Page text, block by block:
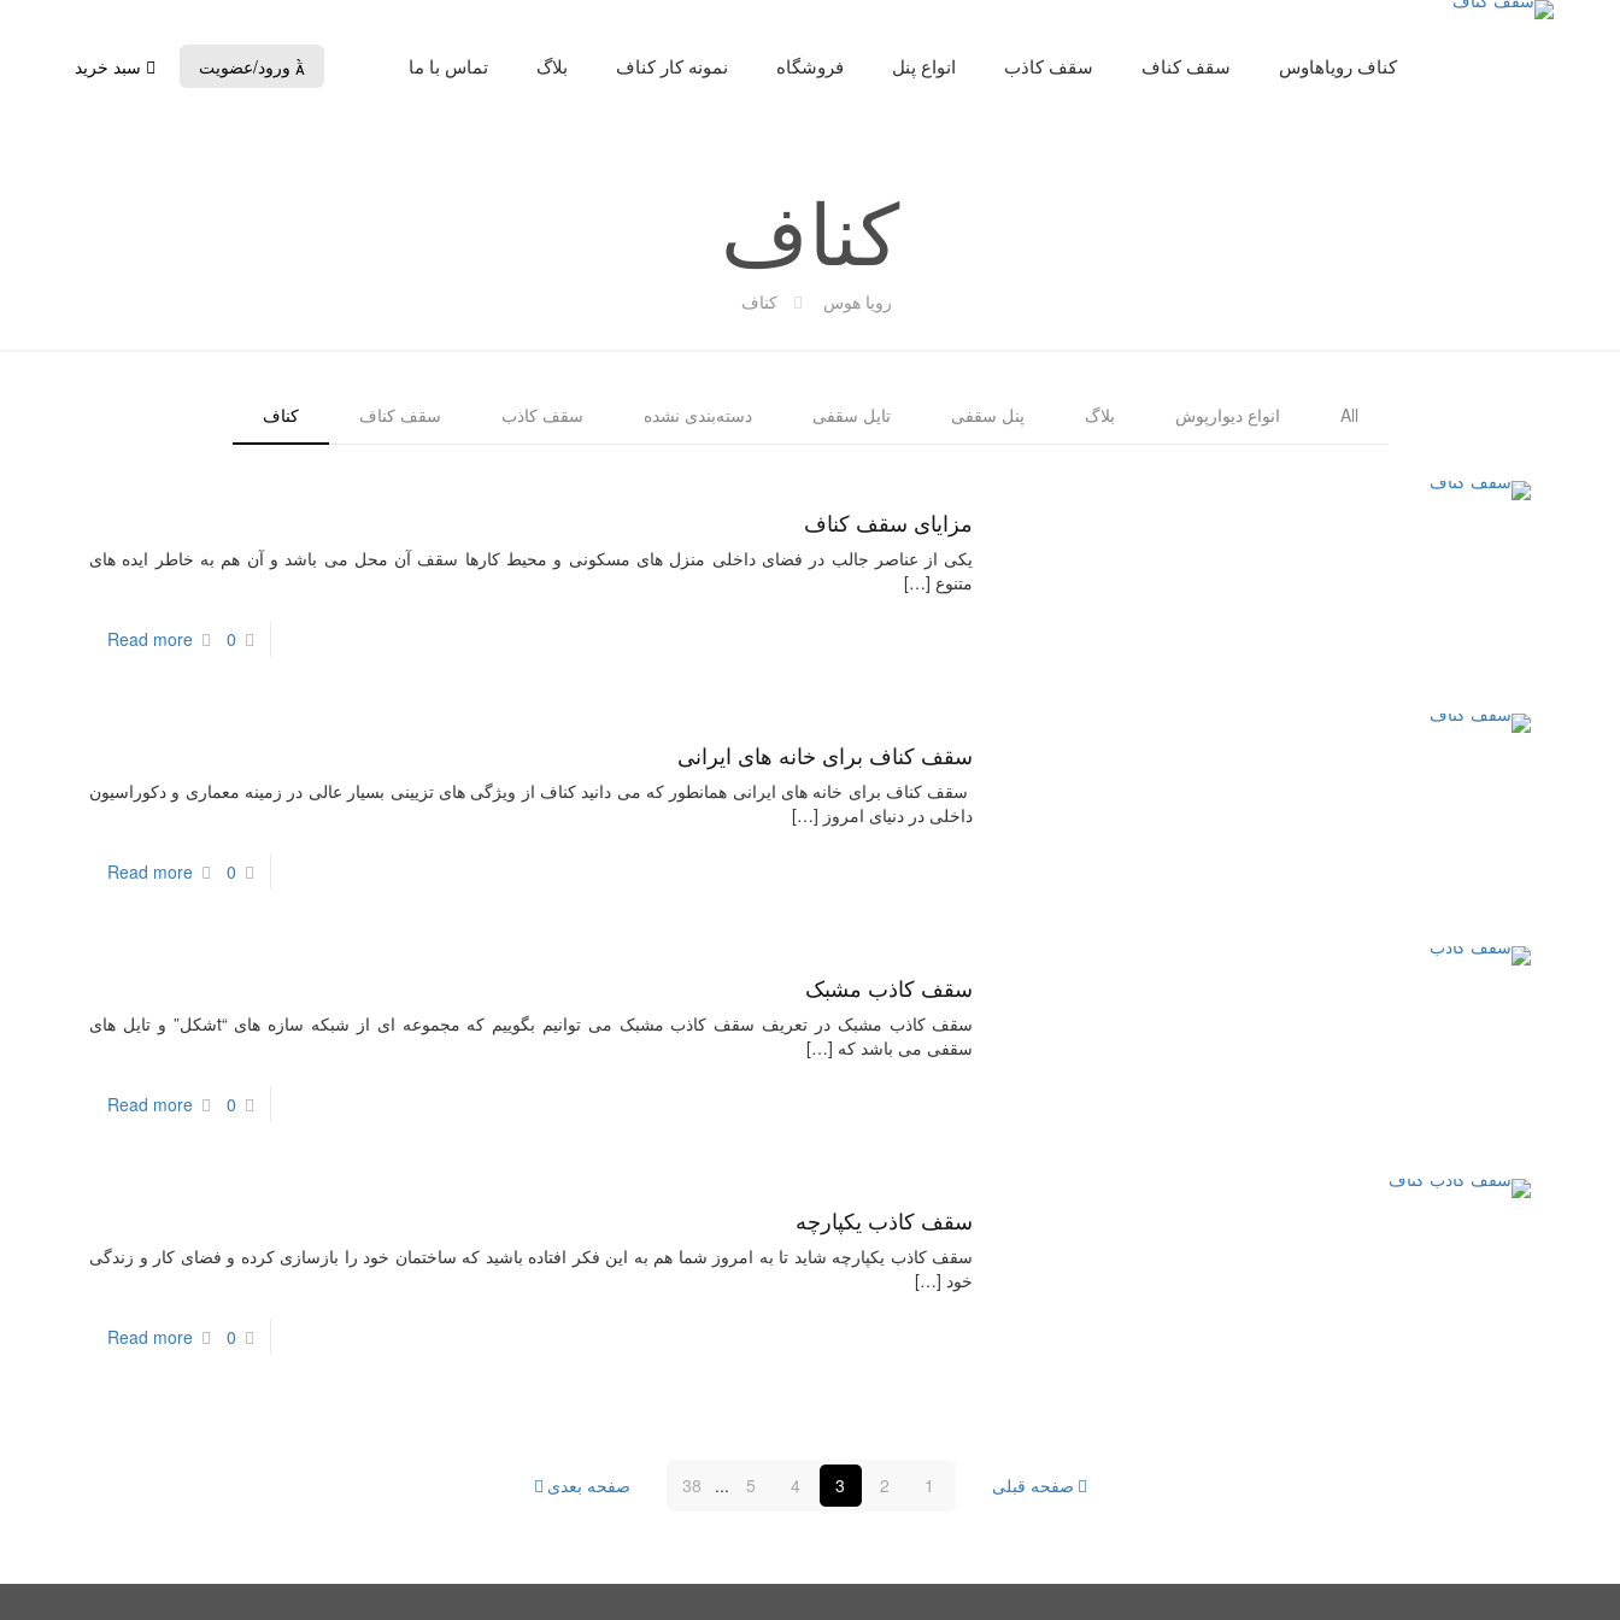
کناف رویاهاوس سقف کناف سقف کاذب انواع پنل فروشگاه نمونه کار کناف بلاگ تماس با ما  ورود/عضویت سبد خرید
کناف
رویا هوس کناف
All انواع دیوارپوش بلاگ پنل سقفی تایل سقفی دسته‌بندی نشده سقف کاذب سقف کناف کناف
مزایای سقف کناف
یکی از عناصر جالب در فضای داخلی منزل های مسکونی و محیط کارها سقف آن محل می باشد و آن هم به خاطر ایده های
متنوع[…]
0
Read more
سقف کناف برای خانه های ایرانی
سقف کناف برای خانه های ایرانی همانطور که می دانید کناف از ویژگی های تزیینی بسیار عالی در زمینه معماری و دکوراسیون
داخلی در دنیای امروز […]
0
Read more
سقف کاذب مشبک
سقف کاذب مشبک در تعریف سقف کاذب مشبک می توانیم بگوییم که مجموعه ای از شبکه سازه های “tشکل” و تایل های
سقفی می باشد که […]
0
Read more
سقف کاذب یکپارچه
سقف کاذب یکپارچه شاید تا به امروز شما هم به این فکر افتاده باشید که ساختمان خود را بازسازی کرده و فضای کار و زندگی
خود[…]
0
Read more
صفحه قبلی 1
2
3
4
5
...
38 صفحه بعدی